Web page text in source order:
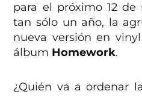
para el próximo 12 de
tan sólo un año, la
nueva versión en
álbum Homework.
¿Quién va a ordenar